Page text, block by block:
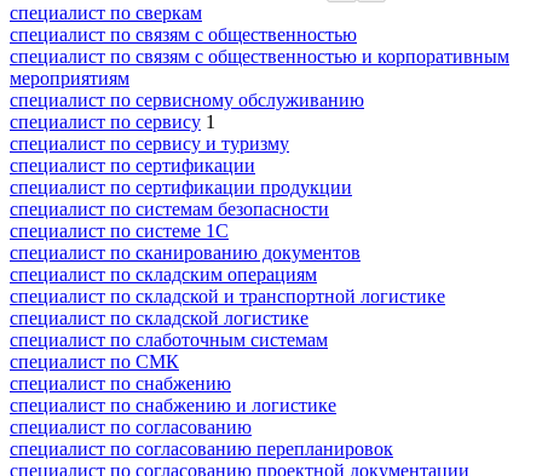
специалист по сверкам
специалист по связям с общественностью
специалист по связям с общественностью и корпоративным
мероприятиям
специалист по сервисному обслуживанию
специалист по сервису 1
специалист по сервису и туризму
специалист по сертификации
специалист по сертификации продукции
специалист по системам безопасности
специалист по системе 1С
специалист по сканированию документов
специалист по складским операциям
специалист по складской и транспортной логистике
специалист по складской логистике
специалист по слаботочным системам
специалист по СМК
специалист по снабжению
специалист по снабжению и логистике
специалист по согласованию
специалист по согласованию перепланировок
специалист по согласованию проектной документации